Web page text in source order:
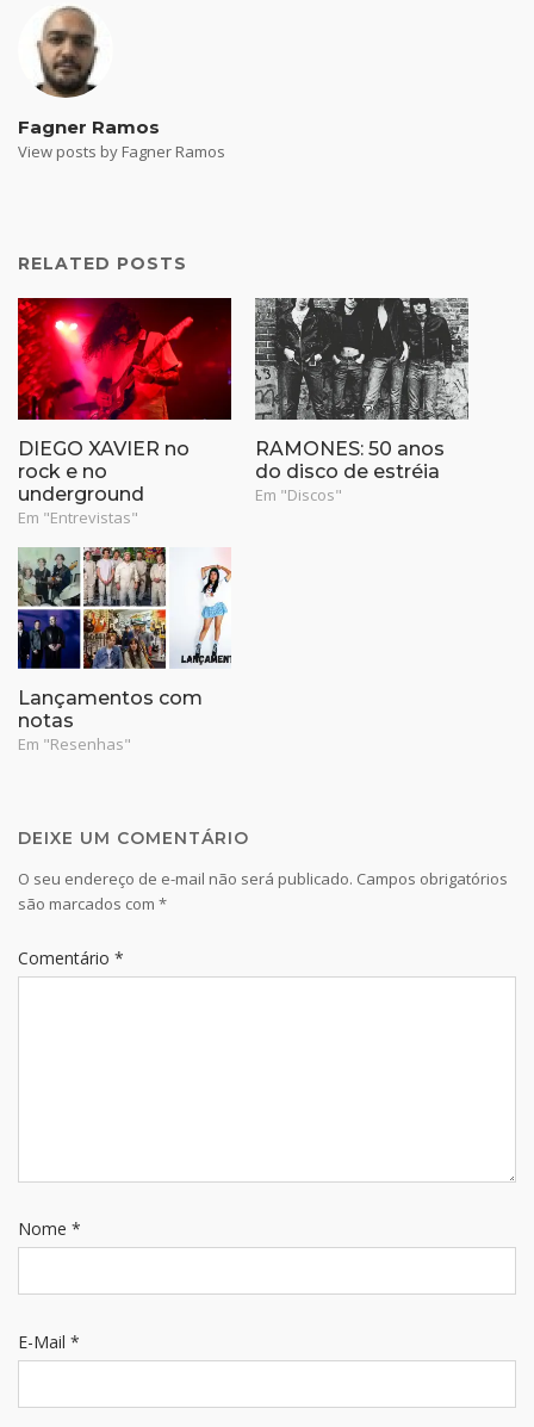
Fagner Ramos
View posts by Fagner Ramos
RELATED POSTS
DIEGO XAVIER no
rock e no
underground
Em "Entrevistas"
RAMONES: 50 anos
do disco de estréia
Em "Discos"
Lançamentos com
notas
Em "Resenhas"
DEIXE UM COMENTÁRIO
O seu endereço de e-mail não será publicado. Campos obrigatórios
são marcados com *
Comentário *
Nome *
E-Mail *